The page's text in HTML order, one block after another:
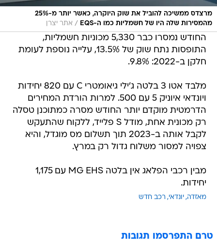
מרצדס ממשיכה להוביל את שוק היוקרה, כאשר יותר מ-25%
מהמסירות שלה היו של חשמליות כמו ה-EQS
/ אתר יצרן
החודש נמסרו כבר 5,330 מכוניות חשמליות,
התופסות נתח שוק של 13.5%, עלייה נוספת לעומת
חלקן ב-2022: 9.8%.
מלבד אטו 3 בלטה ג'ילי גיאומטרי C עם 820 יחידות
ויונדאי איוניק 5 עם 500. למרות הורדת המחירים
הדרמטית מוקדם יותר החודש מסרה כמתוכנן טסלה
רק מכונית אחת, מודל S פלייד, ללקוח שהתעקש
לקבל אותה ב-2023 תוך תשלום מס מוגדל, והיא
צפויה למסור משלוח גדול רק במרץ.
מבין רכבי הפלאג אין בלטה MG EHS עם 1,175
יחידות.
מאזדה יונדאי רכב חדש
טרם התפרסמו תגובות